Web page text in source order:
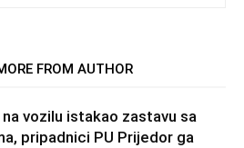
FROM AUTHOR
vozilu istakao zastavu sa
pripadnici PU Prijedor ga